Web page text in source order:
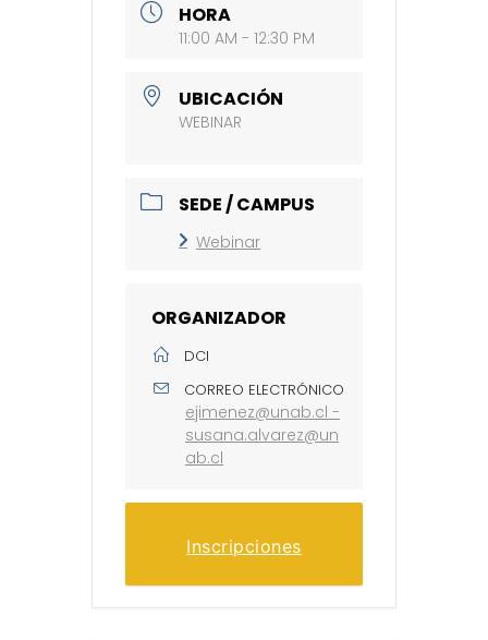
HORA
11:00 AM - 12:30 PM
UBICACIÓN
WEBINAR
SEDE / CAMPUS
Webinar
ORGANIZADOR
DCI
CORREO ELECTRÓNICO
ejimenez@unab.cl -
susana.alvarez@un
ab.cl
Inscripciones